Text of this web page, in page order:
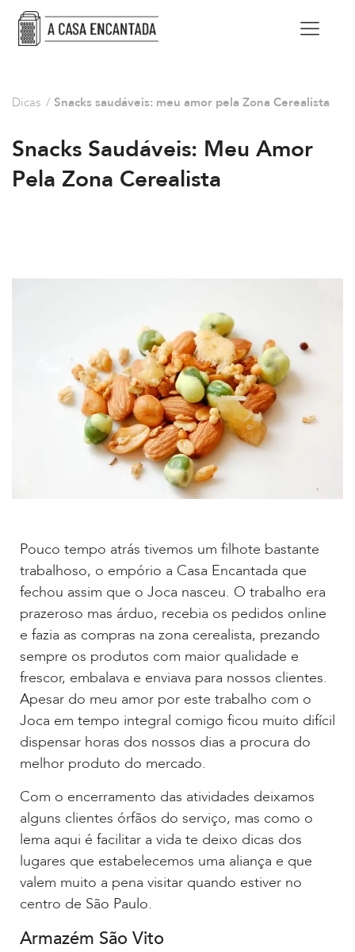
Dicas / Snacks saudáveis: meu amor pela Zona Cerealista
Snacks Saudáveis: Meu Amor
Pela Zona Cerealista
Pouco tempo atrás tivemos um filhote bastante
trabalhoso, o empório a Casa Encantada que
fechou assim que o Joca nasceu. O trabalho era
prazeroso mas árduo, recebia os pedidos online
e fazia as compras na zona cerealista, prezando
sempre os produtos com maior qualidade e
frescor, embalava e enviava para nossos clientes.
Apesar do meu amor por este trabalho com o
Joca em tempo integral comigo ficou muito difícil
dispensar horas dos nossos dias a procura do
melhor produto do mercado.
Com o encerramento das atividades deixamos
alguns clientes órfãos do serviço, mas como o
lema aqui é facilitar a vida te deixo dicas dos
lugares que estabelecemos uma aliança e que
valem muito a pena visitar quando estiver no
centro de São Paulo.
Armazém São Vito